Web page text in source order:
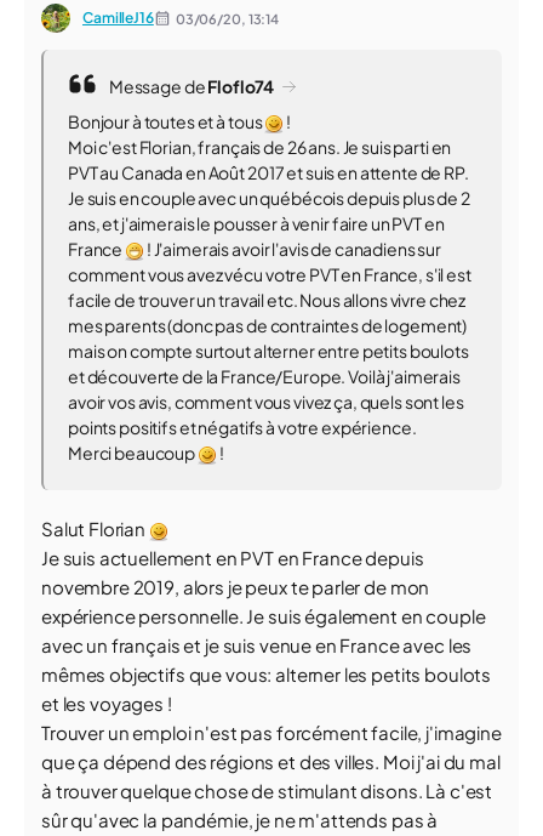
CamilleJ16 03/06/20, 13:14
Message deFloflo74
Bonjour à toutes et à tous
!
Moi c'est Florian, français de 26 ans. Je suis parti en
PVT au Canada en Août 2017 et suis en attente de RP.
Je suis en couple avec un québécois depuis plus de 2
ans, et j'aimerais le pousser à venir faire un PVT en
France
! J'aimerais avoir l'avis de canadiens sur
comment vous avez vécu votre PVT en France, s'il est
facile de trouver un travail etc. Nous allons vivre chez
mes parents (donc pas de contraintes de logement)
mais on compte surtout alterner entre petits boulots
et découverte de la France/Europe. Voilà j'aimerais
avoir vos avis, comment vous vivez ça, quels sont les
points positifs et négatifs à votre expérience.
Merci beaucoup
!
Salut Florian
Je suis actuellement en PVT en France depuis
novembre 2019, alors je peux te parler de mon
expérience personnelle. Je suis également en couple
avec un français et je suis venue en France avec les
mêmes objectifs que vous: alterner les petits boulots
et les voyages !
Trouver un emploi n'est pas forcément facile, j'imagine
que ça dépend des régions et des villes. Moi j'ai du mal
à trouver quelque chose de stimulant disons. Là c'est
sûr qu'avec la pandémie, je ne m'attends pas à